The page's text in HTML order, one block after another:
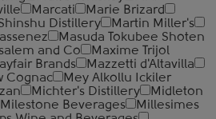
Marcati
Marie Brizard
Distillery
Martin Miller's
Masuda Tokubee Shoten
and Co
Maxime Trijol
Brands
Mazzetti d'Altavilla
Cognac
Mey Alkollu Ickiler
Michter's Distillery
Midleton
Milestone Beverages
Millesimes